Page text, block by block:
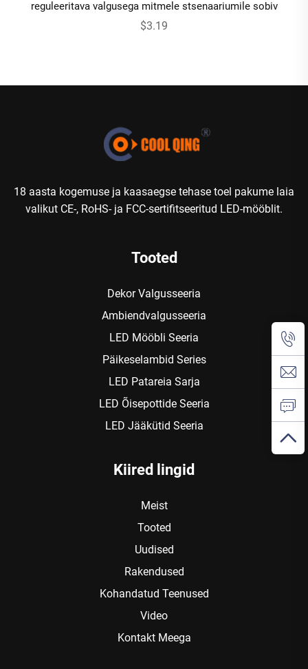
reguleeritava valgusega mitmele stsenaariumile sobiv
$3.19
18 aasta kogemuse ja kaasaegse tehase toel pakume laia
valikut CE-, RoHS- ja FCC-sertifitseeritud LED-mööblit.
Tooted
Dekor Valgusseeria
Ambiendvalgusseeria
LED Mööbli Seeria
Päikeselambid Series
LED Patareia Sarja
LED Õisepottide Seeria
LED Jääkütid Seeria
Kiired lingid
Meist
Tooted
Uudised
Rakendused
Kohandatud Teenused
Video
Kontakt Meega